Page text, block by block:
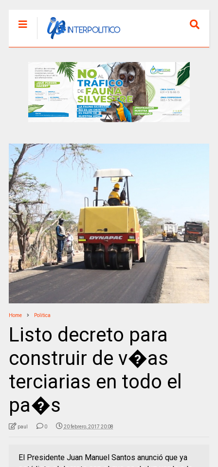
Home Politica
Listo decreto para
construir de v�as
terciarias en todo el
pa�s
paul 0 20 febrero, 2017 20:08
El Presidente Juan Manuel Santos anunció que ya